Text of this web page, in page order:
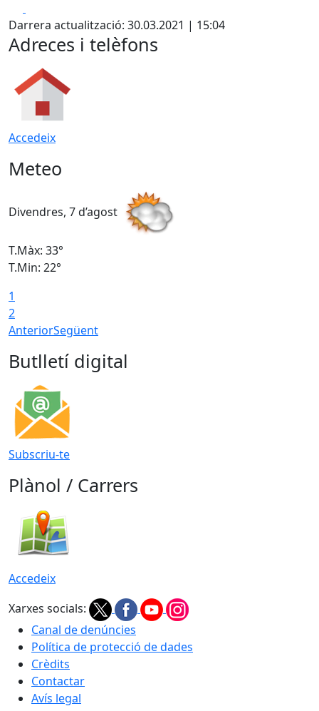
Darrera actualització: 30.03.2021 | 15:04
Adreces i telèfons
Accedeix
Meteo
Divendres, 7 d’agost
T.Màx: 33°
T.Min: 22°
1
2
AnteriorSegüent
Butlletí digital
Subscriu-te
Plànol / Carrers
Accedeix
Xarxes socials:
Canal de denúncies
Política de protecció de dades
Crèdits
Contactar
Avís legal